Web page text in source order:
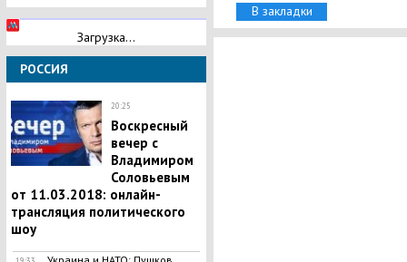
Загрузка...
РОССИЯ
20:25
Воскресный
вечер с
Владимиром
Соловьевым
от 11.03.2018: онлайн-
трансляция политического
шоу
В закладки